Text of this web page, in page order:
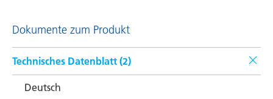
Dokumente zum Produkt
Technisches Datenblatt (2)
Deutsch